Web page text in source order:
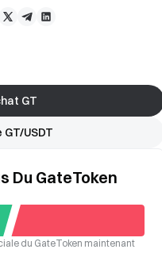
GT
GT/USDT
Du GateToken
du GateToken maintenant